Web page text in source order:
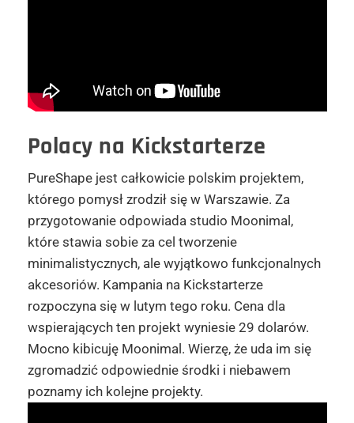
Polacy na Kickstarterze
PureShape jest całkowicie polskim projektem,
którego pomysł zrodził się w Warszawie. Za
przygotowanie odpowiada studio Moonimal,
które stawia sobie za cel tworzenie
minimalistycznych, ale wyjątkowo funkcjonalnych
akcesoriów. Kampania na Kickstarterze
rozpoczyna się w lutym tego roku. Cena dla
wspierających ten projekt wyniesie 29 dolarów.
Mocno kibicuję Moonimal. Wierzę, że uda im się
zgromadzić odpowiednie środki i niebawem
poznamy ich kolejne projekty.